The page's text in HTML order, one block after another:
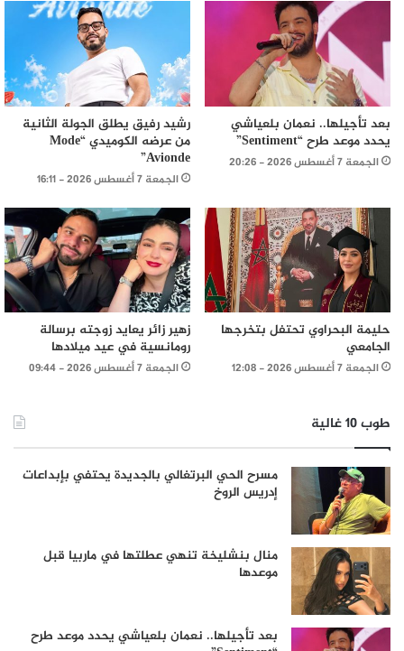
بعد تأجيلها.. نعمان بلعياشي
يحدد موعد طرح “Sentiment”
الجمعة 7 أغسطس 2026 - 20:26
رشيد رفيق يطلق الجولة الثانية
من عرضه الكوميدي “Mode
Avionde”
الجمعة 7 أغسطس 2026 - 16:11
حليمة البحراوي تحتفل بتخرجها
الجامعي
الجمعة 7 أغسطس 2026 - 12:08
زهير زائر يعايد زوجته برسالة
رومانسية في عيد ميلادها
الجمعة 7 أغسطس 2026 - 09:44
طوب 10 غالية
مسرح الحي البرتغالي بالجديدة يحتفي بإبداعات
إدريس الروخ
منال بنشليخة تنهي عطلتها في ماربيا قبل
موعدها
بعد تأجيلها.. نعمان بلعياشي يحدد موعد طرح